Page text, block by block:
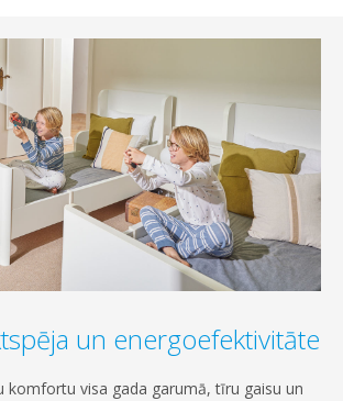
un energoefektivitāte
komfortu visa gada garumā, tīru gaisu un